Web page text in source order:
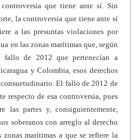
que tiene ante sí. Sin
la controversia que tiene ante sí
a las presuntas violaciones por
en las zonas marítimas que, según
fallo de 2012 que pertenecían a
y Colombia, esos derechos
El fallo de 2012 de
respecto de esa controversia, pues
las partes y, consiguientemente,
soberanos con arreglo al derecho
marítimas a que se refiere la